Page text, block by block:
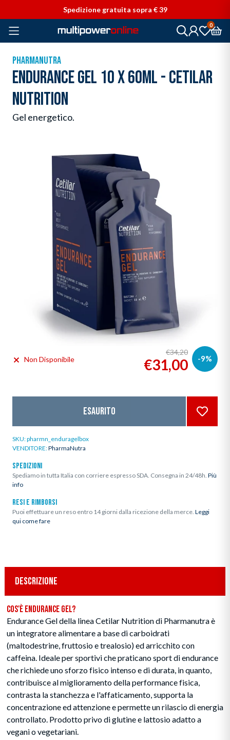
Spedizione gratuita sopra € 39
0
PHARMANUTRA
ENDURANCE GEL 10 X 60ML - CETILAR
NUTRITION
Gel energetico.
Non Disponibile -9%
€34,20
€31,00
Esaurito
SKU:pharmn_enduragelbox
VENDITORE:PharmaNutra
SPEDIZIONI
Spediamo in tutta Italia con corriere espresso SDA. Consegna in 24/48h. Più
info
RESI E RIMBORSI
Puoi effettuare un reso entro 14 giorni dalla ricezione della merce. Leggi
qui come fare
DESCRIZIONE
Cos'è Endurance Gel?
Endurance Geldella linea Cetilar Nutrition di Pharmanutra è
un integratore alimentare a base di carboidrati
(maltodestrine, fruttosio e trealosio) ed arricchito con
caffeina. Ideale per sportivi che praticano sport di endurance
che richiede uno sforzo fisico intenso e di durata, in quanto,
contribuisce al miglioramento della performance fisica,
contrasta la stanchezza e l'affaticamento, supporta la
concentrazione ed attenzione e permette un rilascio di energia
controllato. Prodotto privo di glutine e lattosio adatto a
vegani o vegetariani.